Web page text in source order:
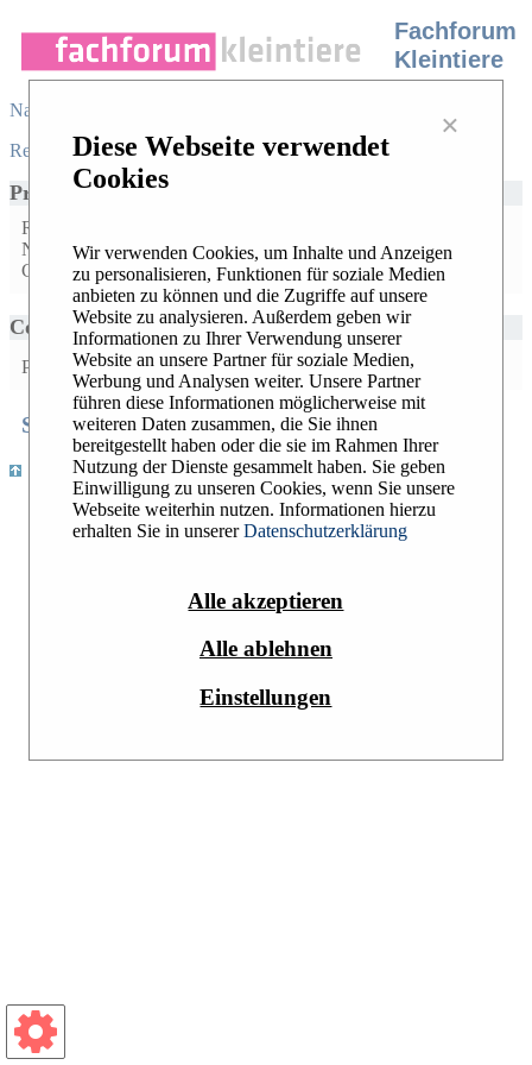
Fachforum
Kleintiere
Navigation
Register /Login|Desktop view |
Profile forAnonymous
Registration date: Sep 2, 2019
Number of messages posted: No posted messages available
Created topics: No topic created
Contact Anonymous
Private Message:
Search | Recent Topics | Hottest Topics
Register/Login|Desktop view
Widerrufsbelehrung
AGB
×
Diese Webseite verwendet
Cookies
Wir verwenden Cookies, um Inhalte und Anzeigen
zu personalisieren, Funktionen für soziale Medien
anbieten zu können und die Zugriffe auf unsere
Website zu analysieren. Außerdem geben wir
Informationen zu Ihrer Verwendung unserer
Website an unsere Partner für soziale Medien,
Werbung und Analysen weiter. Unsere Partner
führen diese Informationen möglicherweise mit
weiteren Daten zusammen, die Sie ihnen
bereitgestellt haben oder die sie im Rahmen Ihrer
Nutzung der Dienste gesammelt haben. Sie geben
Einwilligung zu unseren Cookies, wenn Sie unsere
Webseite weiterhin nutzen. Informationen hierzu
erhalten Sie in unsererDatenschutzerklärung
Alle akzeptieren
Alle ablehnen
Einstellungen